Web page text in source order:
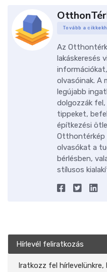
Tovább a
Az
lakáskeresés
olvasóinak. A
legújabb
dolgozzák fel,
tippeket,
építkezési
Otthontérkép
olvasókat a
bérlésben,
stílusos
Hírlevél feliratkozás
Iratkozz fel